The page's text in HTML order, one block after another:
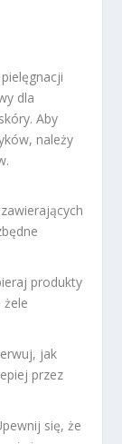
dla
Aby
należy
produkty
żele
jak
przez
się, że